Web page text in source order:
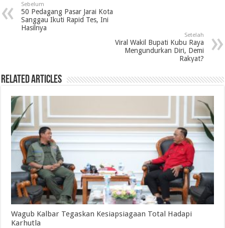
Sebelum
50 Pedagang Pasar Jarai Kota
Sanggau Ikuti Rapid Tes, Ini
Hasilnya
Setelah
Viral Wakil Bupati Kubu Raya
Mengundurkan Diri, Demi
Rakyat?
Related Articles
Wagub Kalbar Tegaskan Kesiapsiagaan Total Hadapi
Karhutla